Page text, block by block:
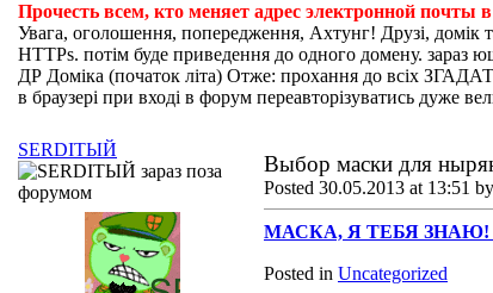
Прочесть всем, кто меняет адрес электронной почты
Увага, оголошення, попередження, Ахтунг! Друзі, домік
HTTPs. потім буде приведення до одного домену. зараз
ДР Доміка (початок літа) Отже: прохання до всіх
в браузері при вході в форум переавторізуватись дуже
Выбор маски для
Posted 30.05.2013 at 13:51 by
МАСКА, Я ТЕБЯ
Posted in Uncategorized
SERDIТЫЙ